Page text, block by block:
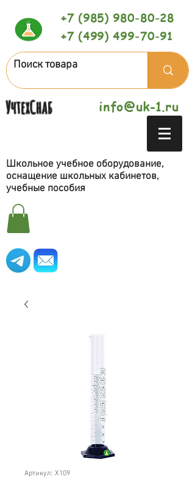
+7 (985) 980-80-28
+7 (499) 499-70-91
УчтехСнаб info@uk-1.ru
Школьное учебное оборудование,
оснащение школьных кабинетов,
учебные пособия
Артикул: X109